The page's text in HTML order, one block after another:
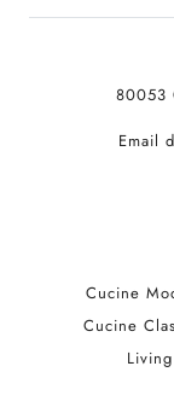
80053
Email
Cucine
Cucine
Living